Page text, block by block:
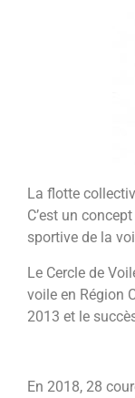
La flotte
C’est un
sportive de la
Le Cercle de
voile en Région
2013 et le
En 2018, 28